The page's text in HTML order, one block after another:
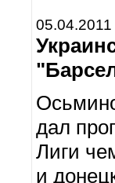
дал
Лиги
и